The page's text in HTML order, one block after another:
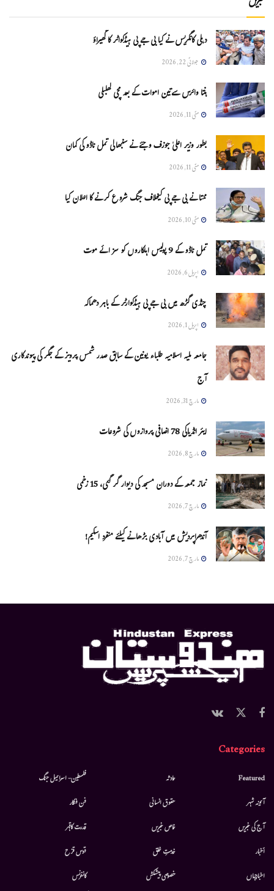
دہلی کانگریس نے کیا بی جے پی ہیڈکواٹر کا گھیراؤ
جولائی 22, 2026
ہنتا وائرس سےتین اموات کے بعد مچی کھلبلی
مئی 11, 2026
بطور وزیر اعلیٰ جوزف وجئے نے سنبھالی تمل ناڈو کی کمان
مئی 11, 2026
ممتا نے بی جے پی کیخلاف جنگ شروع کرنے کا اعلان کیا
مئی 10, 2026
تمل ناڈو کے 9 پولیس اہلکاروں کو سزائے موت
اپریل 6, 2026
چنڈی گڑھ میں بی جے پی ہیڈکوارٹر کے باہر دھماکہ
اپریل 1, 2026
جامعہ ملیہ اسلامیہ طلباء یونین کے سابق صدر شمس پرویز کے جگر کی پیوندکاری
آج
مارچ 31, 2026
ایئر انڈیاکی 78 اضافی پروازوں کی شروعات
مارچ 8, 2026
نماز جمعہ کے دوران مسجد کی دیوار گر گئی، 15 زخمی
مارچ 7, 2026
آندھراپردیش میں آبادی بڑھانے کیلئے منفرد اسکیم!
مارچ 7, 2026
Categories
Featured
آئینہ شہر
آج کی خبریں
أخبار
اخبارجہاں
حادثہ
حقوق انسانی
خاص خبریں
خدمتِ خلق
خصوصی پیشکش
فلسطین- اسرائیل جنگ
فن فنکار
قدرت کاقہر
قوس قزح
کانفرنس